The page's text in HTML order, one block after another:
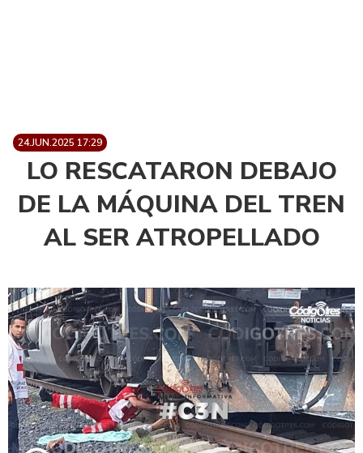
24.JUN.2025 17:29
LO RESCATARON DEBAJO
DE LA MÁQUINA DEL TREN
AL SER ATROPELLADO